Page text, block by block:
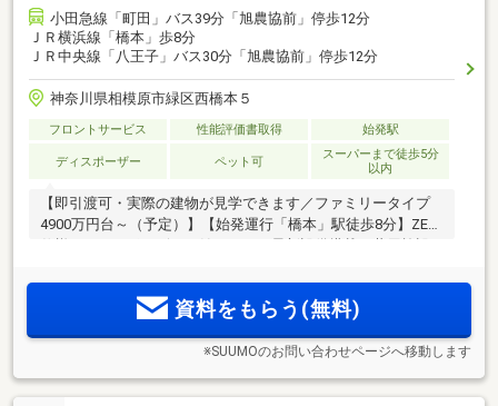
小田急線「町田」バス39分「旭農協前」停歩12分
ＪＲ横浜線「橋本」歩8分
ＪＲ中央線「八王子」バス30分「旭農協前」停歩12分
神奈川県相模原市緑区西橋本５
フロントサービス 性能評価書取得 始発駅
ディスポーザー ペット可
スーパーまで徒歩5分
以内
【即引渡可・実際の建物が見学できます／ファミリータイプ
4900万円台～（予定）】【始発運行「橋本」駅徒歩8分】ZEH
境も充実の好立地に堂々誕生！
資料をもらう(無料)
※SUUMOのお問い合わせページへ移動します